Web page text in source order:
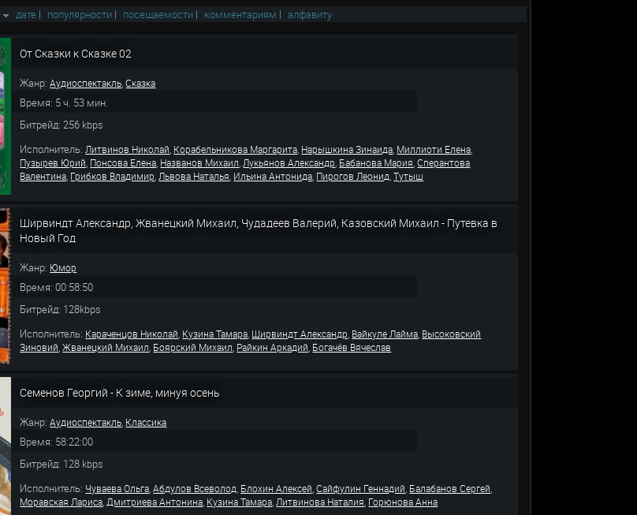
дате | популярности | посещаемости | комментариям | алфавиту
От Сказки к Сказке 02
Жанр:Аудиоспектакль,Сказка
Время: 5 ч. 53 мин.
Битрейд: 256 kbps
Исполнитель:Литвинов Николай, Корабельникова Маргарита, Нарышкина Зинаида, Миллиоти Елена,
Пузырев Юрий, Понсова Елена, Названов Михаил,Лукьянов Александр, Бабанова Мария,Сперантова
Валентина, Грибков Владимир,Львова Наталья, Ильина Антонида, Пирогов Леонид,Тутыш
Ширвиндт Александр, Жванецкий Михаил, Чудадеев Валерий, Казовский Михаил - Путевка в
Новый Год
Жанр: Юмор
Время: 00:58:50
Битрейд: 128kbps
Исполнитель: Караченцов Николай, Кузина Тамара, Ширвиндт Александр, Вайкуле Лайма, Высоковский
Зиновий,Жванецкий Михаил, Боярский Михаил, Райкин Аркадий, Богачёв Вячеслав
Семенов Георгий - К зиме, минуя осень
Жанр:Аудиоспектакль, Классика
Время: 58:22:00
Битрейд: 128 kbps
Исполнитель: Чуваева Ольга,Абдулов Всеволод, Блохин Алексей,Сайфулин Геннадий, Балабанов Сергей,
Моравская Лариса,Дмитриева Антонина, Кузина Тамара,Литвинова Наталия, Горюнова Анна